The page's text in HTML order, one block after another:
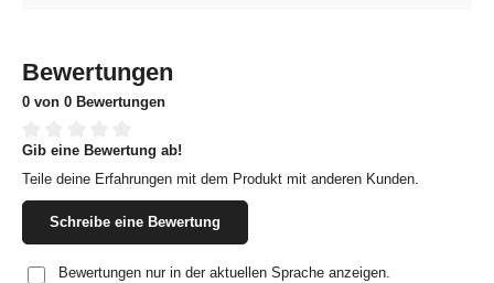
Bewertungen
0 von 0 Bewertungen
Durchschnittliche Bewertung von 0 von 5 Sternen
Gib eine Bewertung ab!
Teile deine Erfahrungen mit dem Produkt mit anderen Kunden.
Schreibe eine Bewertung
Bewertungen nur in der aktuellen Sprache anzeigen.